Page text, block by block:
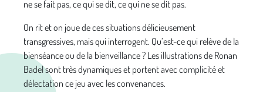
ne se fait pas, ce qui se dit, ce qui ne se dit pas.
On rit et on joue de ces situations délicieusement
transgressives, mais qui interrogent. Qu’est-ce qui relève de la
bienséance ou de la bienveillance ? Les illustrations de Ronan
Badel sont très dynamiques et portent avec complicité et
délectation ce jeu avec les convenances.